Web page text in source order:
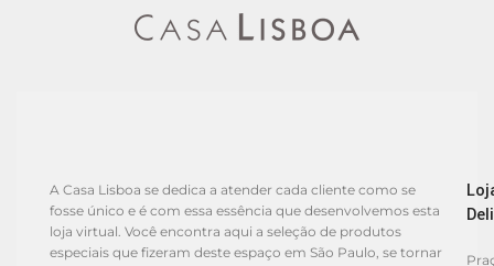
A Casa Lisboa se dedica a atender cada cliente como se
fosse único e é com essa essência que desenvolvemos esta
loja virtual. Você encontra aqui a seleção de produtos
especiais que fizeram deste espaço em São Paulo, se tornar